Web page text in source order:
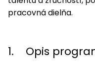
pracovná dielňa.
1. Opis